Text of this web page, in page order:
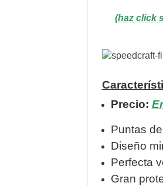
(haz click
Precio:
Puntas
Diseño
Perfecta
Gran